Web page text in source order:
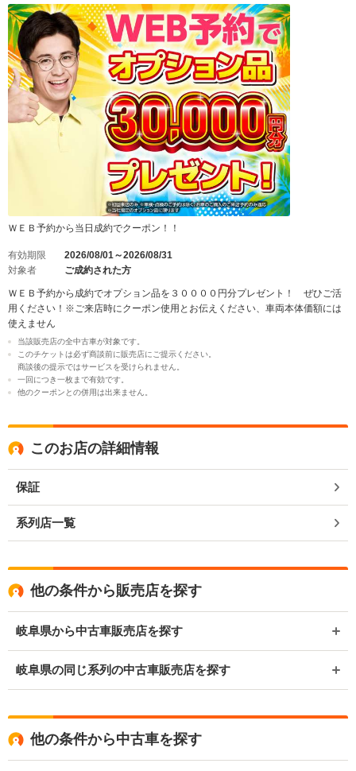
ＷＥＢ予約から当日成約でクーポン！！
有効期限
2026/08/01～2026/08/31
対象者
ご成約された方
ＷＥＢ予約から成約でオプション品を３００００円分プレゼント！ ぜひご活
用ください！※ご来店時にクーポン使用とお伝えください、車両本体価額には
使えません
当該販売店の全中古車が対象です。
このチケットは必ず商談前に販売店にご提示ください。
商談後の提示ではサービスを受けられません。
一回につき一枚まで有効です。
他のクーポンとの併用は出来ません。
このお店の詳細情報
保証
系列店一覧
他の条件から販売店を探す
岐阜県から中古車販売店を探す
岐阜県の同じ系列の中古車販売店を探す
他の条件から中古車を探す